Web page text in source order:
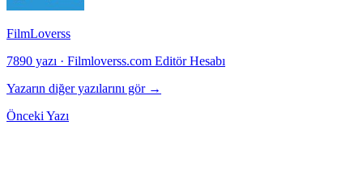
FilmLoverss
7890 yazı · Filmloverss.com Editör Hesabı
Yazarın diğer yazılarını gör →
Önceki Yazı